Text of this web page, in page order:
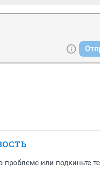
проблеме или подкиньте